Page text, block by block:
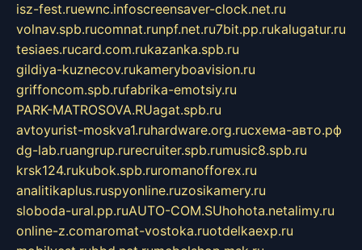
isz-fest.ruewnc.infoscreensaver-clock.net.ru
volnav.spb.rucomnat.runpf.net.ru7bit.pp.rukalugatur.ru
tesiaes.rucard.com.rukazanka.spb.ru
gildiya-kuznecov.rukameryboavision.ru
griffoncom.spb.rufabrika-emotsiy.ru
PARK-MATROSOVA.RUagat.spb.ru
avtoyurist-moskva1.ruhardware.org.ruсхема-авто.рф
dg-lab.ruangrup.rurecruiter.spb.rumusic8.spb.ru
krsk124.rukubok.spb.ruromanofforex.ru
analitikaplus.ruspyonline.ruzosikamery.ru
sloboda-ural.pp.ruAUTO-COM.SUhohota.netalimy.ru
online-z.comaromat-vostoka.ruotdelkaexp.ru